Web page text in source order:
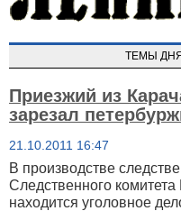
ТЕМЫ
Приезжий из
зарезал
21.10.2011 16:47
В производстве
Следственного
находится уголовное